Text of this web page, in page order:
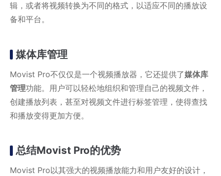
辑，或者将视频转换为不同的格式，以适应不同的播放设
备和平台。
媒体库管理
Movist Pro不仅仅是一个视频播放器，它还提供了媒体库
管理功能。用户可以轻松地组织和管理自己的视频文件，
创建播放列表，甚至对视频文件进行标签管理，使得查找
和播放变得更加方便。
总结Movist Pro的优势
Movist Pro以其强大的视频播放能力和用户友好的设计，